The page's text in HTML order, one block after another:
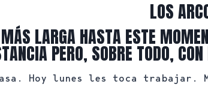
LOS
LARGA HASTA ESTE
PERO, SOBRE TODO,
Hoy lunes les toca trabajar.